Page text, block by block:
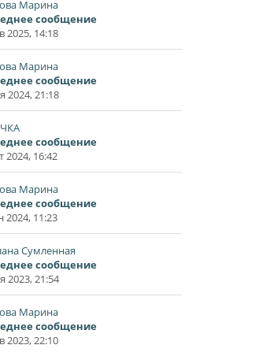
Марина
сообщение
2025, 14:18
Марина
сообщение
2024, 21:18
сообщение
2024, 16:42
Марина
сообщение
2024, 11:23
Сумленная
сообщение
2023, 21:54
Марина
сообщение
2023, 22:10